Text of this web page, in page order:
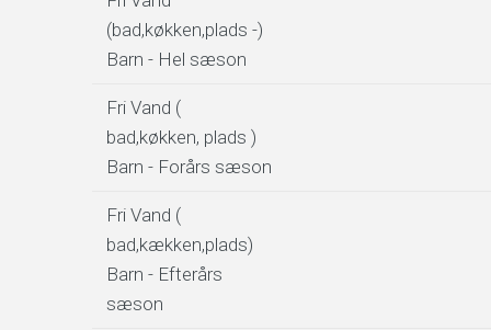
(bad,køkken,plads -)
Barn - Hel sæson
Fri Vand (
bad,køkken, plads )
Barn - Forårs sæson
Fri Vand (
bad,kækken,plads)
Barn - Efterårs
sæson